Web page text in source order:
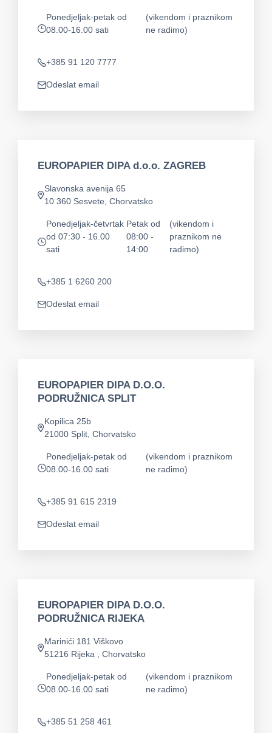
app.opening-times
Ponedjeljak-petak od
08.00-16.00 sati
(vikendom i praznikom
ne radimo)
Telefon
+385 91 120 7777
app.mail
Odeslat email
EUROPAPIER DIPA d.o.o. ZAGREB
Adresa
Slavonska avenija 65
10 360 Sesvete, Chorvatsko
app.opening-times
Ponedjeljak-četvrtak
od 07:30 - 16.00
sati
Petak od
08:00 -
14:00
(vikendom i
praznikom ne
radimo)
Telefon
+385 1 6260 200
app.mail
Odeslat email
EUROPAPIER DIPA D.O.O.
PODRUŽNICA SPLIT
Adresa
Kopilica 25b
21000 Split, Chorvatsko
app.opening-times
Ponedjeljak-petak od
08.00-16.00 sati
(vikendom i praznikom
ne radimo)
Telefon
+385 91 615 2319
app.mail
Odeslat email
EUROPAPIER DIPA D.O.O.
PODRUŽNICA RIJEKA
Adresa
Marinići 181 Viškovo
51216 Rijeka , Chorvatsko
app.opening-times
Ponedjeljak-petak od
08.00-16.00 sati
(vikendom i praznikom
ne radimo)
Telefon
+385 51 258 461